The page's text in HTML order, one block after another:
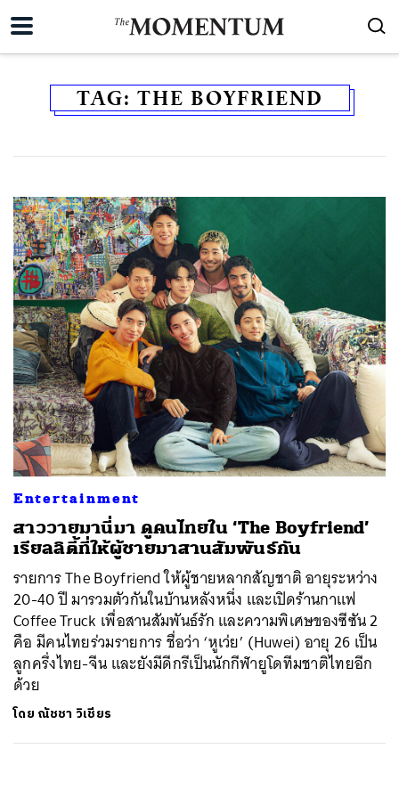
TAG: THE BOYFRIEND
Entertainment
สาววายมานี่มา ดูคนไทยใน ‘The Boyfriend’
เรียลลิตี้ที่ให้ผู้ชายมาสานสัมพันธ์กัน
รายการ The Boyfriend ให้ผู้ชายหลากสัญชาติ อายุระหว่าง
20-40 ปี มารวมตัวกันในบ้านหลังหนึ่ง และเปิดร้านกาแฟ
Coffee Truck เพื่อสานสัมพันธ์รัก และความพิเศษของซีซัน 2
คือ มีคนไทยร่วมรายการ ชื่อว่า ‘หูเว่ย’ (Huwei) อายุ 26 เป็น
ลูกครึ่งไทย-จีน และยังมีดีกรีเป็นนักกีฬายูโดทีมชาติไทยอีก
ด้วย
โดย ณัชชา วิเชียร
ค้นหา
SHARE